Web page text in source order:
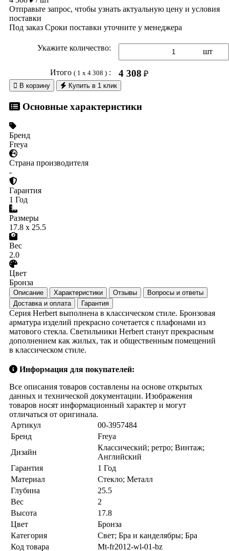
Отправьте запрос, чтобы узнать актуальную цену и условия
поставки
Под заказ Сроки поставки уточните у менеджера
Укажите количество: шт
Итого ( 1 x 4 308 ): 4 308 ₽
 В корзину Купить в 1 клик
Основные характеристики
Бренд
Freya
Страна производителя
-
Гарантия
1 Год
Размеры
17.8 x 25.5
Вес
2.0
Цвет
Бронза
Описание Характеристики Отзывы
Вопросы и ответы
Доставка и оплата
Гарантия
Серия Herbert выполнена в классическом стиле. Бронзовая
арматура изделий прекрасно сочетается с плафонами из
матового стекла. Светильники Herbert станут прекрасным
дополнением как жилых, так и общественным помещений
в классическом стиле.
Информация для покупателей:
Все описания товаров составлены на основе открытых
данных и технической документации. Изображения
товаров носят информационный характер и могут
отличаться от оригинала.
Артикул
00-3957484
Бренд
Freya
Дизайн
Классический; ретро; Винтаж;
Английский
Гарантия
1 Год
Материал
Стекло; Металл
Глубина
25.5
Вес
2
Высота
17.8
Цвет
Бронза
Категория
Свет; Бра и канделябры; Бра
Код товара
Mt-fr2012-wl-01-bz